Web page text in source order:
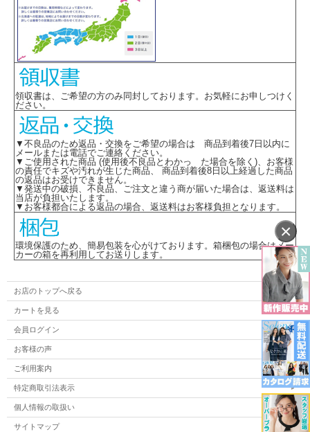
×
領収書は、ご希望の方のみ同封しております。お気軽にお申しつけく
ださい。
▼不良品のため返品・交換をご希望の場合は 商品到着後7日以内に
メールまたは電話でご連絡ください。
▼ご使用された商品 (使用後不良品とわかっ た場合を除く)、お客様
の責任でキズや汚れが生じた商品、 商品到着後8日以上経過した商品
の返品はお受けできません。
▼発送中の破損、不良品、ご注文と違う商が届いた場合は、返送料は
当店が負担いたします。
▼お客様都合による返品の場合、返送料はお客様負担となります。
環境保護のため、簡易包装を心がけております。箱梱包の場合はメー
カーの箱を再利用してお送りします。
お店のトップへ戻る
カートを見る
会員ログイン
お客様の声
ご利用案内
特定商取引法表示
個人情報の取扱い
サイトマップ